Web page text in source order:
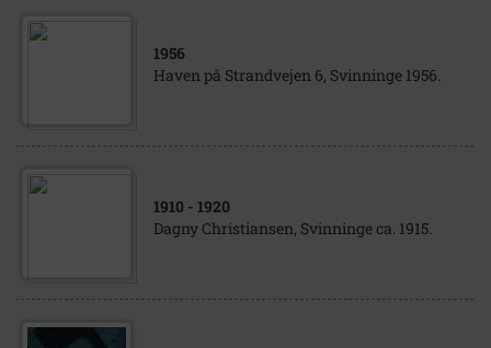
1956
Haven på Strandvejen 6, Svinninge 1956.
1910 - 1920
Dagny Christiansen, Svinninge ca. 1915.